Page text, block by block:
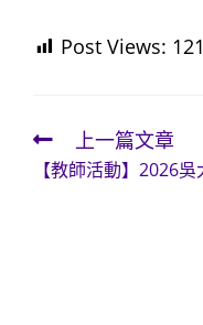
Post Views: 121
Read
more
上一篇文章
【教師活動】2026